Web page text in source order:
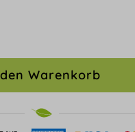
Warenkorb